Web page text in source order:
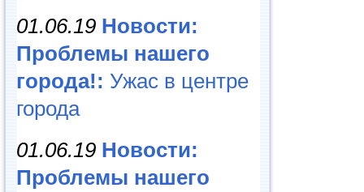
01.06.19 Новости:
Проблемы нашего
города!: Ужас в центре
города
01.06.19 Новости:
Проблемы нашего